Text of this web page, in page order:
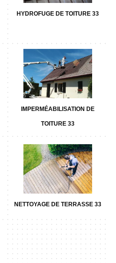
HYDROFUGE DE TOITURE 33
IMPERMÉABILISATION DE
TOITURE 33
NETTOYAGE DE TERRASSE 33